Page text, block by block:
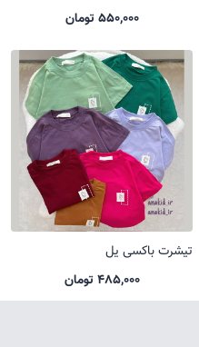
550,000 تومان
تیشرت باکسی یل
485,000 تومان